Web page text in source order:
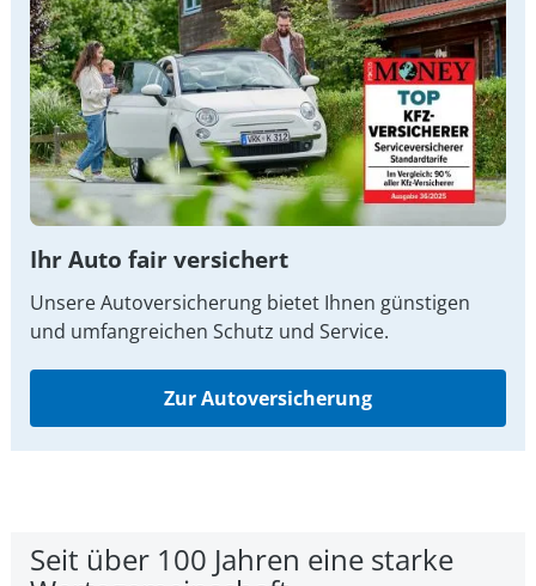
Ihr Auto fair versichert
Unsere Autoversicherung bietet Ihnen günstigen
und umfangreichen Schutz und Service.
Zur Autoversicherung
Seit über 100 Jahren eine starke